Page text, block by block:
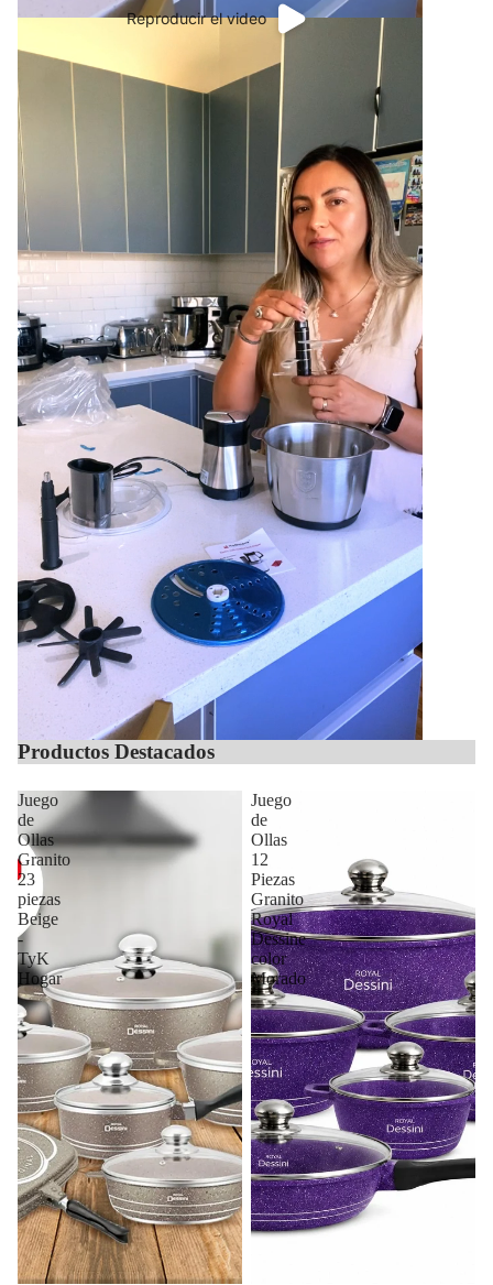
Reproducir el video
Productos Destacados
Juego
de
Ollas
Granito
23
piezas
Beige
-
TyK
Hogar
Juego
de
Ollas
12
Piezas
Granito
Royal
Dessine
color
Morado